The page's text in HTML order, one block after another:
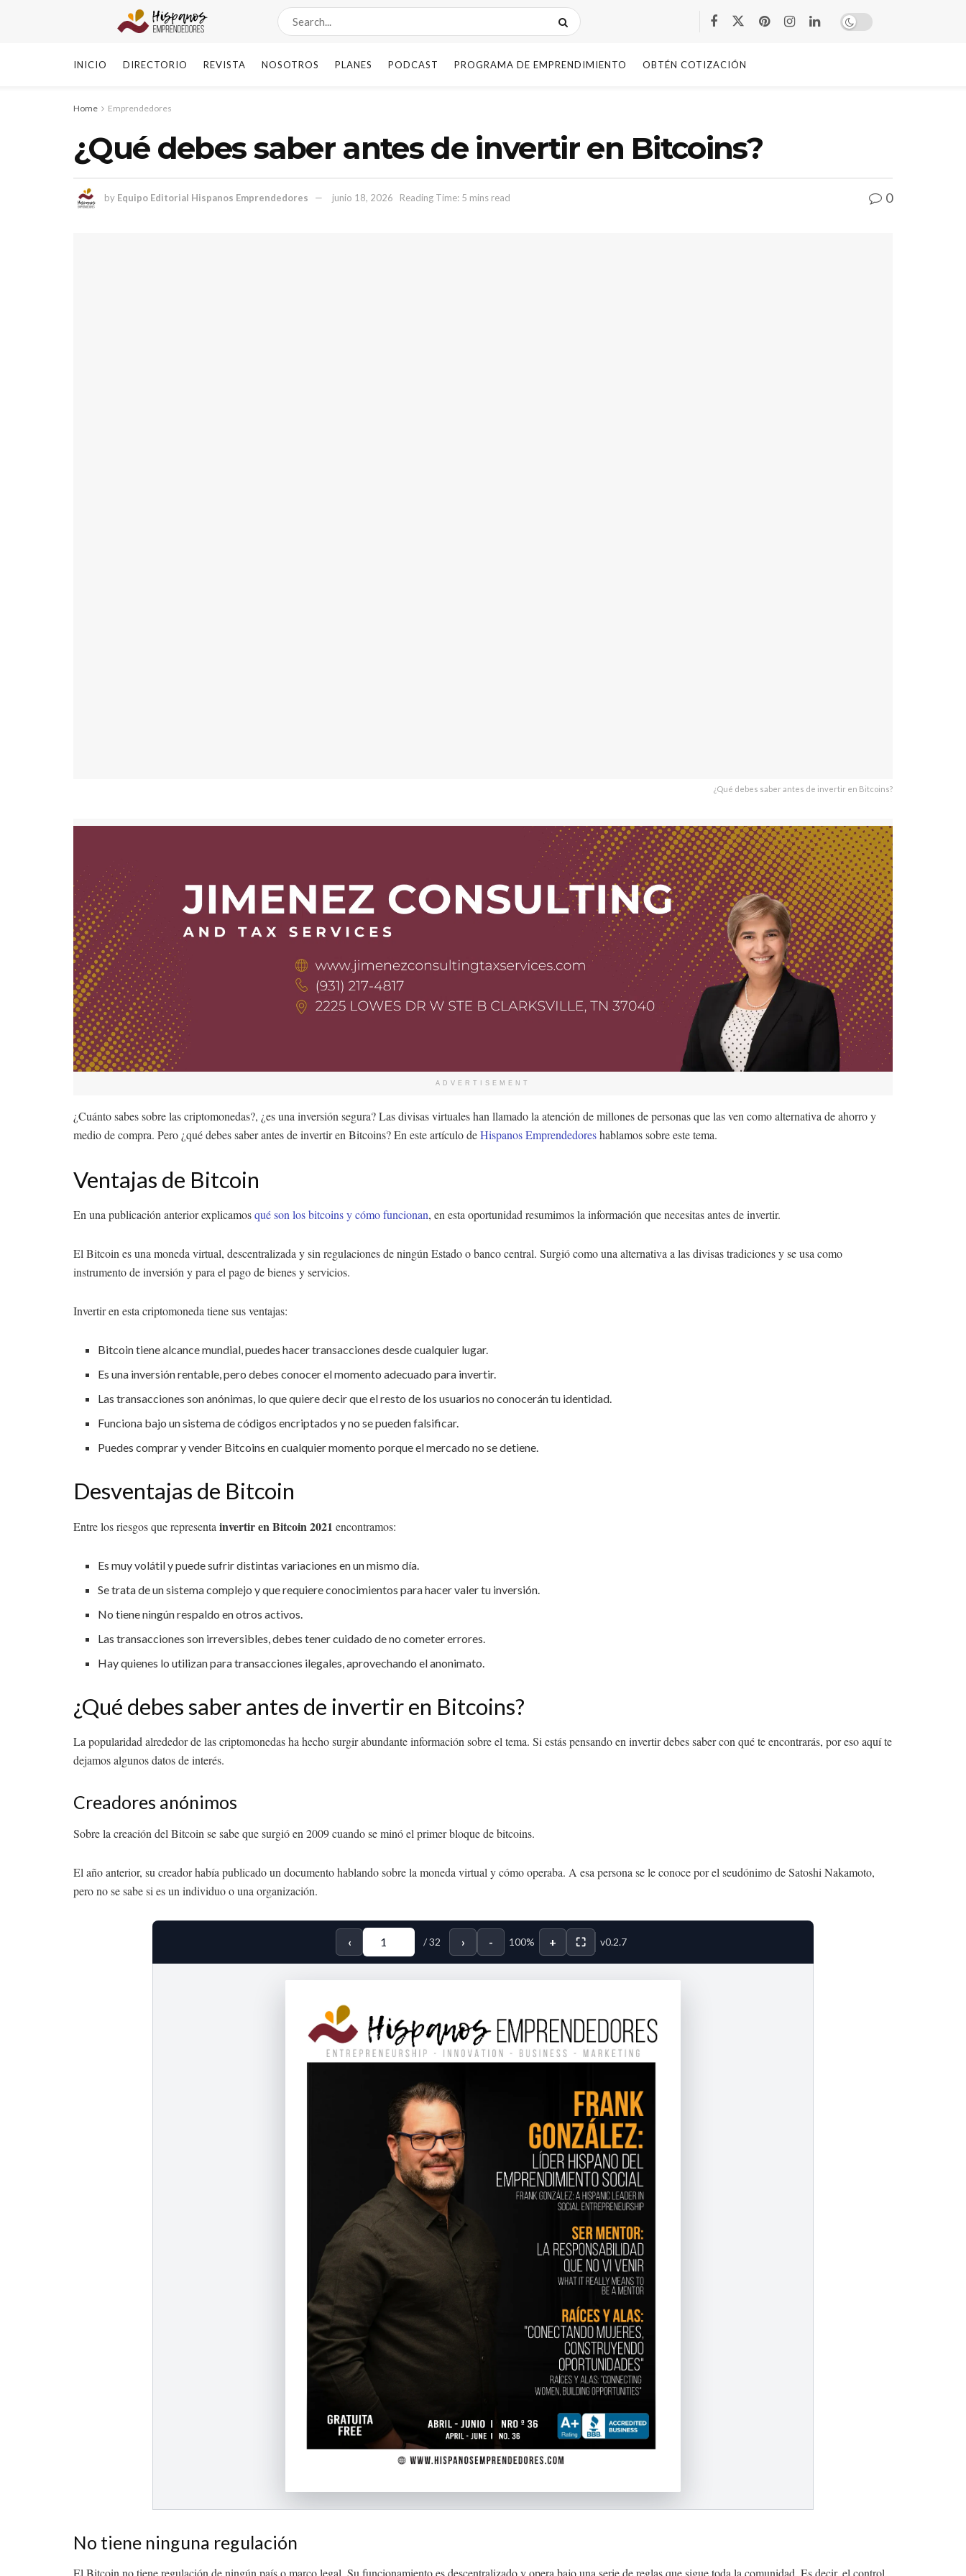
INICIO DIRECTORIO REVISTA NOSOTROS PLANES PODCAST PROGRAMA DE EMPRENDIMIENTO OBTÉN COTIZACIÓN
Home Emprendedores
¿Qué debes saber antes de invertir en Bitcoins?
by Equipo Editorial Hispanos Emprendedores junio 18, 2026 Reading Time: 5 mins read 0
¿Qué debes saber antes de invertir en Bitcoins?
ADVERTISEMENT
¿Cuánto sabes sobre las criptomonedas?, ¿es una inversión segura? Las divisas virtuales han llamado la atención de millones de personas que las ven como alternativa de ahorro y
medio de compra. Pero ¿qué debes saber antes de invertir en Bitcoins? En este artículo deHispanos Emprendedoreshablamos sobre este tema.
Ventajas de Bitcoin
En una publicación anterior explicamosqué son los bitcoins y cómo funcionan, en esta oportunidad resumimos la información que necesitas antes de invertir.
El Bitcoin es una moneda virtual, descentralizada y sin regulaciones de ningún Estado o banco central. Surgió como una alternativa a las divisas tradiciones y se usa como
instrumento de inversión y para el pago de bienes y servicios.
Invertir en esta criptomoneda tiene sus ventajas:
Bitcoin tiene alcance mundial, puedes hacer transacciones desde cualquier lugar.
Es una inversión rentable, pero debes conocer el momento adecuado para invertir.
Las transacciones son anónimas, lo que quiere decir que el resto de los usuarios no conocerán tu identidad.
Funciona bajo un sistema de códigos encriptados y no se pueden falsificar.
Puedes comprar y vender Bitcoins en cualquier momento porque el mercado no se detiene.
Desventajas de Bitcoin
Entre los riesgos que representa invertir en Bitcoin 2021 encontramos:
Es muy volátil y puede sufrir distintas variaciones en un mismo día.
Se trata de un sistema complejo y que requiere conocimientos para hacer valer tu inversión.
No tiene ningún respaldo en otros activos.
Las transacciones son irreversibles, debes tener cuidado de no cometer errores.
Hay quienes lo utilizan para transacciones ilegales, aprovechando el anonimato.
¿Qué debes saber antes de invertir en Bitcoins?
La popularidad alrededor de las criptomonedas ha hecho surgir abundante información sobre el tema. Si estás pensando en invertir debes saber con qué te encontrarás, por eso aquí te
dejamos algunos datos de interés.
Creadores anónimos
Sobre la creación del Bitcoin se sabe que surgió en 2009 cuando se minó el primer bloque de bitcoins.
El año anterior, su creador había publicado un documento hablando sobre la moneda virtual y cómo operaba. A esa persona se le conoce por el seudónimo de Satoshi Nakamoto,
pero no se sabe si es un individuo o una organización.
‹ /32 › - 100% + ⛶ v0.2.7
No tiene ninguna regulación